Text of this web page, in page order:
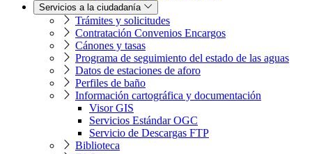
Servicios a la ciudadanía
Trámites y solicitudes
Contratación Convenios Encargos
Cánones y tasas
Programa de seguimiento del estado de las aguas
Datos de estaciones de aforo
Perfiles de baño
Información cartográfica y documentación
Visor GIS
Servicios Estándar OGC
Servicio de Descargas FTP
Biblioteca